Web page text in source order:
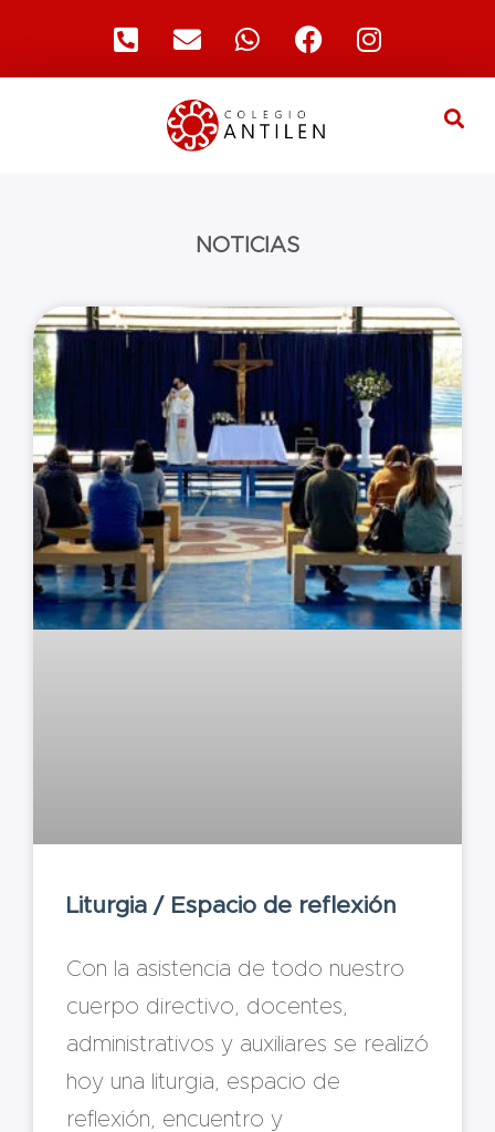
NOTICIAS
Liturgia / Espacio de reflexión
Con la asistencia de todo nuestro
cuerpo directivo, docentes,
administrativos y auxiliares se realizó
hoy una liturgia, espacio de
reflexión, encuentro y